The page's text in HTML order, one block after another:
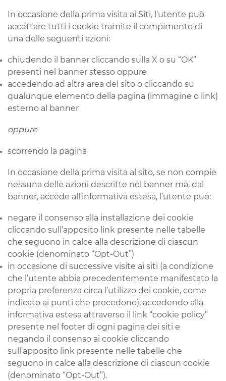
In occasione della prima visita ai Siti, l’utente può
accettare tutti i cookie tramite il compimento di
una delle seguenti azioni:
chiudendo il banner cliccando sulla X o su “OK”
presenti nel banner stesso oppure
accedendo ad altra area del sito o cliccando su
qualunque elemento della pagina (immagine o link)
esterno al banner
oppure
scorrendo la pagina
In occasione della prima visita al sito, se non compie
nessuna delle azioni descritte nel banner ma, dal
banner, accede all’informativa estesa, l’utente può:
negare il consenso alla installazione dei cookie
cliccando sull’apposito link presente nelle tabelle
che seguono in calce alla descrizione di ciascun
cookie (denominato “Opt-Out”)
in occasione di successive visite ai siti (a condizione
che l’utente abbia precedentemente manifestato la
propria preferenza circa l’utilizzo dei cookie, come
indicato ai punti che precedono), accedendo alla
informativa estesa attraverso il link “cookie policy”
presente nel footer di ogni pagina dei siti e
negando il consenso ai cookie cliccando
sull’apposito link presente nelle tabelle che
seguono in calce alla descrizione di ciascun cookie
(denominato “Opt-Out”).